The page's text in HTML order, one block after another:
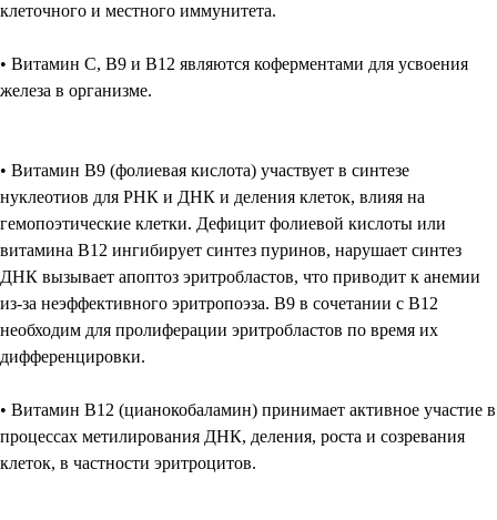
клеточного и местного иммунитета.
• Витамин С, В9 и В12 являются коферментами для усвоения
железа в организме.
• Витамин В9 (фолиевая кислота) участвует в синтезе
нуклеотиов для РНК и ДНК и деления клеток, влияя на
гемопоэтические клетки. Дефицит фолиевой кислоты или
витамина В12 ингибирует синтез пуринов, нарушает синтез
ДНК вызывает апоптоз эритробластов, что приводит к анемии
из-за неэффективного эритропоэза. В9 в сочетании с В12
необходим для пролиферации эритробластов по время их
дифференцировки.
• Витамин В12 (цианокобаламин) принимает активное участие в
процессах метилирования ДНК, деления, роста и созревания
клеток, в частности эритроцитов.